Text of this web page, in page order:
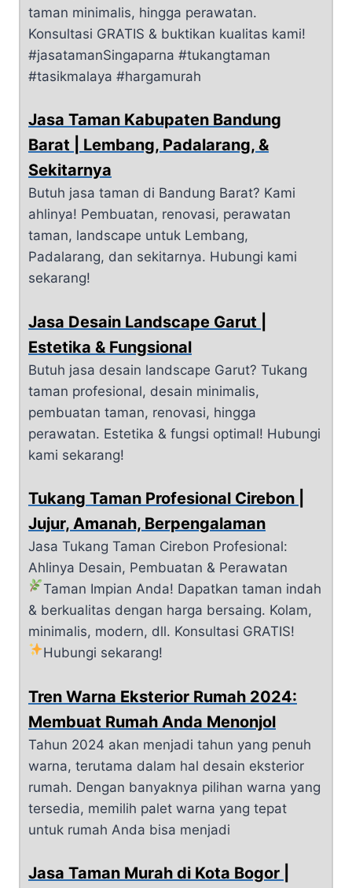
taman minimalis, hingga perawatan.
Konsultasi GRATIS & buktikan kualitas kami!
#jasatamanSingaparna #tukangtaman
#tasikmalaya #hargamurah
Jasa Taman Kabupaten Bandung
Barat | Lembang, Padalarang, &
Sekitarnya
Butuh jasa taman di Bandung Barat? Kami
ahlinya! Pembuatan, renovasi, perawatan
taman, landscape untuk Lembang,
Padalarang, dan sekitarnya. Hubungi kami
sekarang!
Jasa Desain Landscape Garut |
Estetika & Fungsional
Butuh jasa desain landscape Garut? Tukang
taman profesional, desain minimalis,
pembuatan taman, renovasi, hingga
perawatan. Estetika & fungsi optimal! Hubungi
kami sekarang!
Tukang Taman Profesional Cirebon |
Jujur, Amanah, Berpengalaman
Jasa Tukang Taman Cirebon Profesional:
Ahlinya Desain, Pembuatan & Perawatan
Taman Impian Anda! Dapatkan taman indah
& berkualitas dengan harga bersaing. Kolam,
minimalis, modern, dll. Konsultasi GRATIS!
Hubungi sekarang!
Tren Warna Eksterior Rumah 2024:
Membuat Rumah Anda Menonjol
Tahun 2024 akan menjadi tahun yang penuh
warna, terutama dalam hal desain eksterior
rumah. Dengan banyaknya pilihan warna yang
tersedia, memilih palet warna yang tepat
untuk rumah Anda bisa menjadi
Jasa Taman Murah di Kota Bogor |